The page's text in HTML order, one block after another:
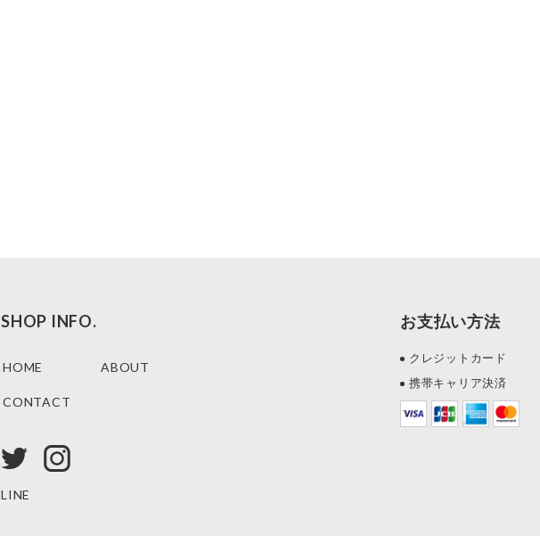
SHOP INFO.
HOME ABOUT
CONTACT
LINE
お支払い方法
クレジットカード
携帯キャリア決済